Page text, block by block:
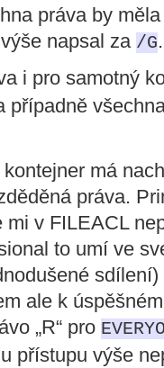
práva by
napsal za /G.
i pro samotný
případně
má
práva.
mi v FILEACL
to umí ve
ale k
„R“ pro
přístupu výše